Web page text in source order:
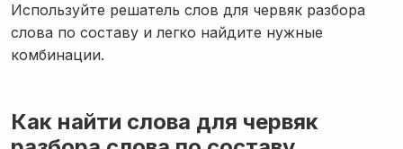
Используйте решатель слов для червяк разбора
слова по составу и легко найдите нужные
комбинации.
Как найти слова для червяк